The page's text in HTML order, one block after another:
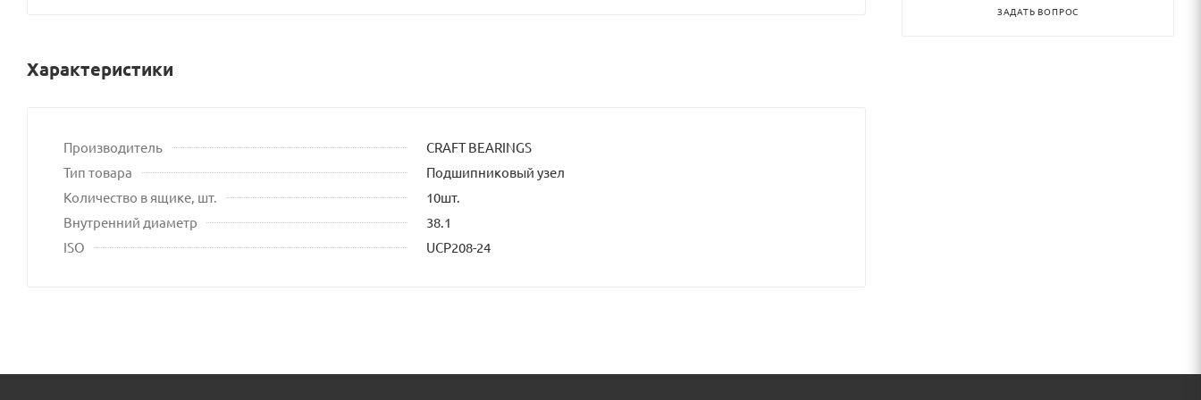
Характеристики
Производитель
CRAFT BEARINGS
Тип товара
Подшипниковый узел
Количество в ящике, шт.
10шт.
Внутренний диаметр
38.1
ISO
UCP208-24
ЗАДАТЬ ВОПРОС